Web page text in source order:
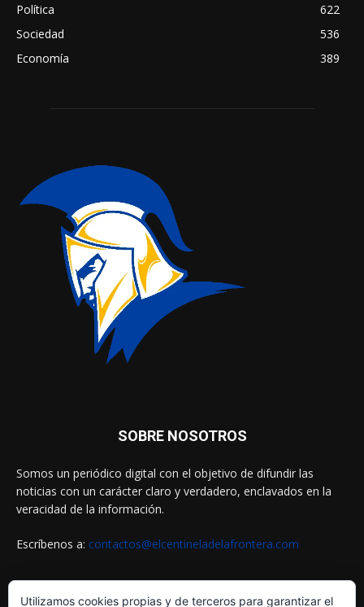
Política
622
Sociedad
536
Economía
389
SOBRE NOSOTROS
Somos un periódico digital con el objetivo de difundir las
noticias con un carácter claro y verdadero, enclavados en la
veracidad de la información.
Escríbenos a: contactos@elcentineladelafrontera.com
Utilizamos cookies propias y de terceros para garantizar el